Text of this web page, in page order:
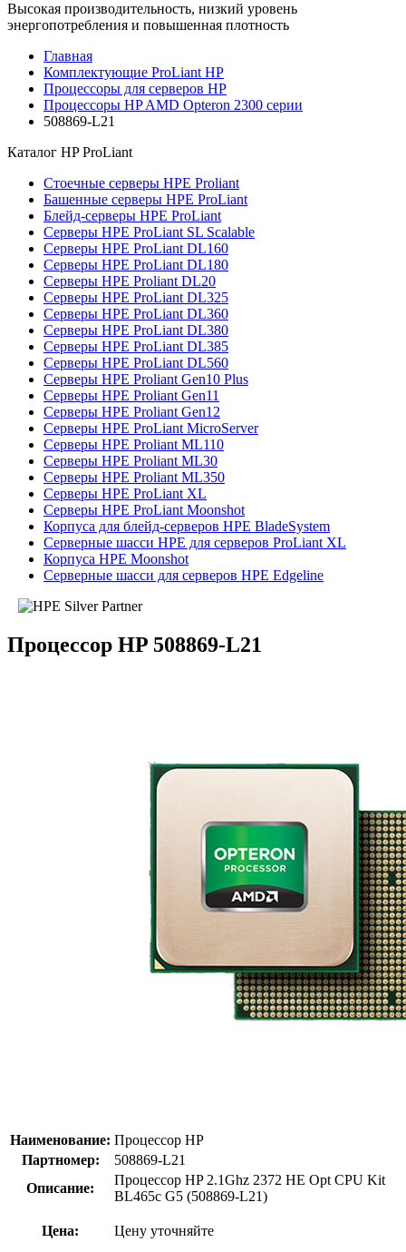
Высокая производительность, низкий уровень
энергопотребления и повышенная плотность
Главная
Комплектующие ProLiant HP
Процессоры для серверов HP
Процессоры HP AMD Opteron 2300 серии
508869-L21
Каталог HP ProLiant
Стоечные серверы HPE Proliant
Башенные серверы HPE ProLiant
Блейд-серверы HPE ProLiant
Серверы HPE ProLiant SL Scalable
Серверы HPE ProLiant DL160
Серверы HPE ProLiant DL180
Серверы HPE Proliant DL20
Серверы HPE ProLiant DL325
Серверы HPE ProLiant DL360
Серверы HPE ProLiant DL380
Серверы HPE ProLiant DL385
Серверы HPE ProLiant DL560
Серверы HPE Proliant Gen10 Plus
Серверы HPE Proliant Gen11
Серверы HPE Proliant Gen12
Серверы HPE ProLiant MicroServer
Серверы HPE Proliant ML110
Серверы HPE Proliant ML30
Серверы HPE Proliant ML350
Серверы HPE ProLiant XL
Серверы HPE ProLiant Moonshot
Корпуса для блейд-серверов HPE BladeSystem
Серверные шасси HPE для серверов ProLiant XL
Корпуса HPE Moonshot
Серверные шасси для серверов HPE Edgeline
Процессор HP 508869-L21
Наименование: Процессор HP
Партномер:
508869-L21
Описание:
Процессор HP 2.1Ghz 2372 HE Opt CPU Kit
BL465c G5 (508869-L21)
Цена: Цену уточняйте